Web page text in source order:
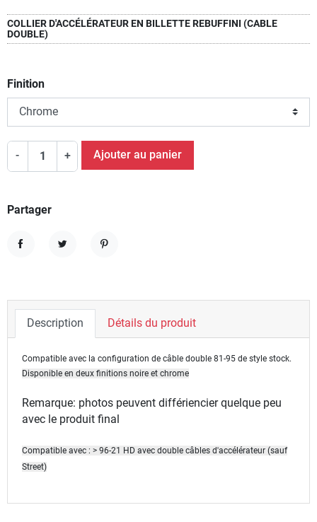
COLLIER D'ACCÉLÉRATEUR EN BILLETTE REBUFFINI (CABLE
DOUBLE)
Finition
- + Ajouter au panier
Partager
Description Détails du produit
Compatible avec la configuration de câble double 81-95 de style stock.
Disponible en deux finitions noire et chrome
Remarque: photos peuvent différiencier quelque peu
avec le produit final
Compatible avec : > 96-21 HD avec double câbles d'accélérateur (sauf
Street)